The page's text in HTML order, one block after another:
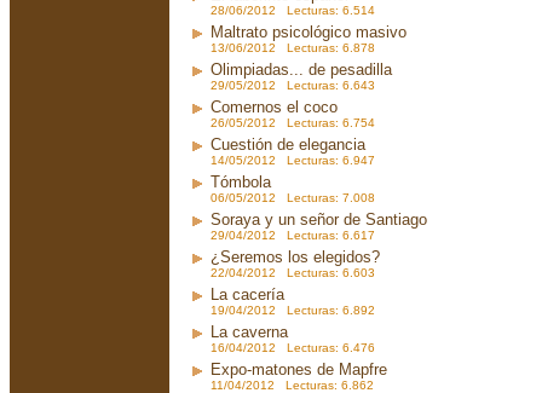
28/06/2012 Lecturas: 6.514
Maltrato psicológico masivo
13/06/2012 Lecturas: 6.878
Olimpiadas... de pesadilla
29/05/2012 Lecturas: 6.643
Comernos el coco
26/05/2012 Lecturas: 6.754
Cuestión de elegancia
14/05/2012 Lecturas: 6.947
Tómbola
06/05/2012 Lecturas: 7.008
Soraya y un señor de Santiago
29/04/2012 Lecturas: 6.617
¿Seremos los elegidos?
22/04/2012 Lecturas: 6.603
La cacería
19/04/2012 Lecturas: 6.892
La caverna
16/04/2012 Lecturas: 6.476
Expo-matones de Mapfre
11/04/2012 Lecturas: 6.862